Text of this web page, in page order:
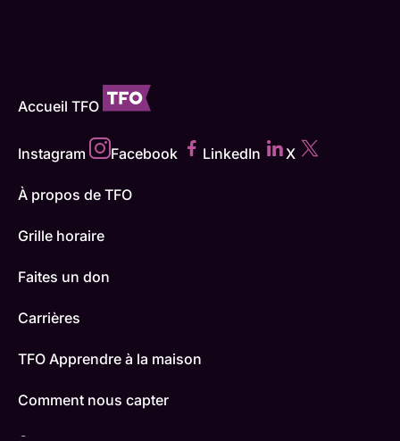
Accueil TFO
Instagram Facebook LinkedIn X
À propos de TFO
Grille horaire
Faites un don
Carrières
TFO Apprendre à la maison
Comment nous capter